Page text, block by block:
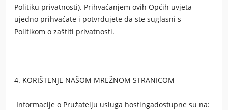
Politiku privatnosti). Prihvaćanjem ovih Općih uvjeta
ujedno prihvaćate i potvrđujete da ste suglasni s
Politikom o zaštiti privatnosti.
4. KORIŠTENJE NAŠOM MREŽNOM STRANICOM
Informacije o Pružatelju usluga hostingadostupne su na: